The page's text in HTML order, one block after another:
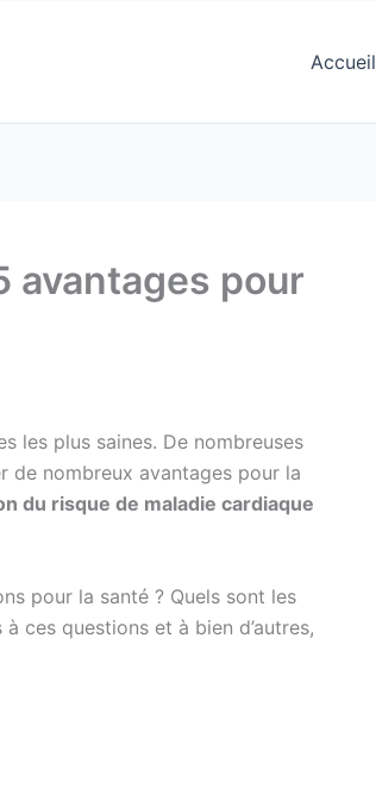
Accueil
avantages pour
les plus saines. De nombreuses
de nombreux avantages pour la
du risque de maladie cardiaque
pour la santé ? Quels sont les
ces questions et à bien d’autres,